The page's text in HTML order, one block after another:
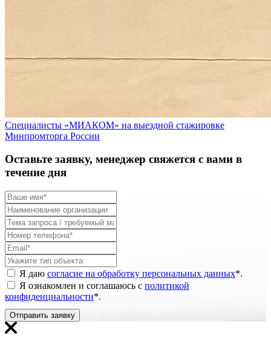
Специалисты «МИАКОМ» на выездной стажировке
Минпромторга России
Оставьте заявку, менеджер свяжется с вами в
течение дня
Я даю согласие на обработку персональных данных*.
Я ознакомлен и соглашаюсь с политикой
конфиденциальности*.
Отправить заявку